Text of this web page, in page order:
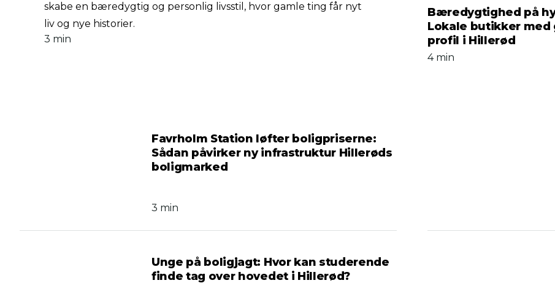
3 min
skabe en bæredygtig og personlig livsstil, hvor gamle ting får nyt
liv og nye historier.
Bæredygtighed på
Lokale butikker med
profil i Hillerød
4 min
Favrholm Station løfter boligpriserne:
Sådan påvirker ny infrastruktur Hillerøds
boligmarked
3 min
Unge på boligjagt: Hvor kan studerende
finde tag over hovedet i Hillerød?